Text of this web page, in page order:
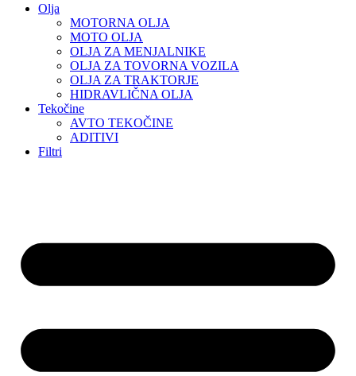
Olja
MOTORNA OLJA
MOTO OLJA
OLJA ZA MENJALNIKE
OLJA ZA TOVORNA VOZILA
OLJA ZA TRAKTORJE
HIDRAVLIČNA OLJA
Tekočine
AVTO TEKOČINE
ADITIVI
Filtri